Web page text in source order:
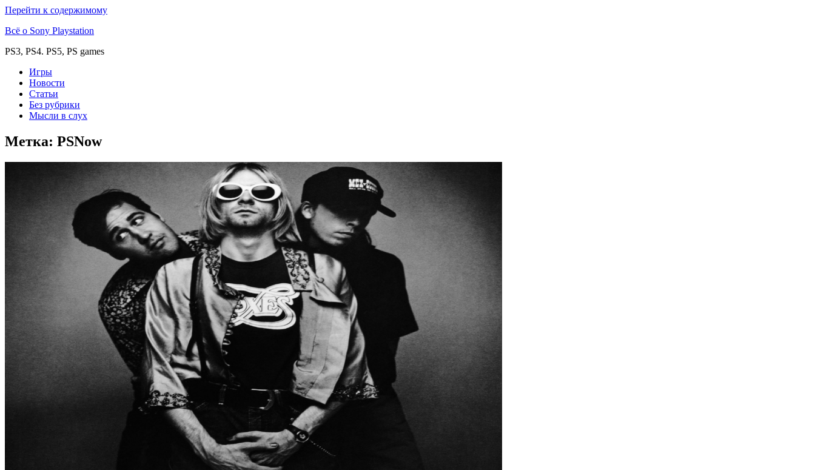
Перейти к содержимому
Всё о Sony Playstation
PS3, PS4. PS5, PS games
Игры
Новости
Статьи
Без рубрики
Мысли в слух
Метка: PSNow